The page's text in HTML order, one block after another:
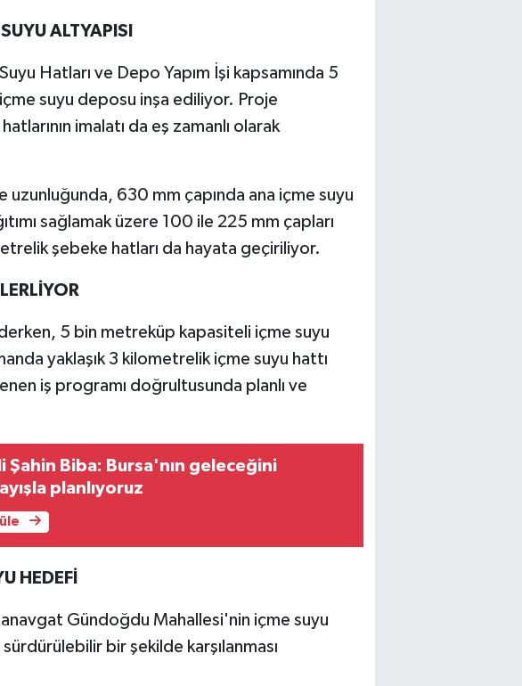
ALTYAPISI
Hatları ve Depo Yapım İşi kapsamında 5
suyu deposu inşa ediliyor. Proje
imalatı da eş zamanlı olarak
uzunluğunda, 630 mm çapında ana içme suyu
sağlamak üzere 100 ile 225 mm çapları
şebeke hatları da hayata geçiriliyor.
5 bin metreküp kapasiteli içme suyu
yaklaşık 3 kilometrelik içme suyu hattı
iş programı doğrultusunda planlı ve
Şahin Biba: Bursa'nın geleceğini
planlıyoruz
HEDEFİ
Gündoğdu Mahallesi'nin içme suyu
sürdürülebilir bir şekilde karşılanması